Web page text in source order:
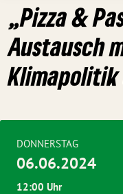
„Pizza &
Austausch
Klimapolitik
DONNERSTAG
06.06.2024
12:00 Uhr